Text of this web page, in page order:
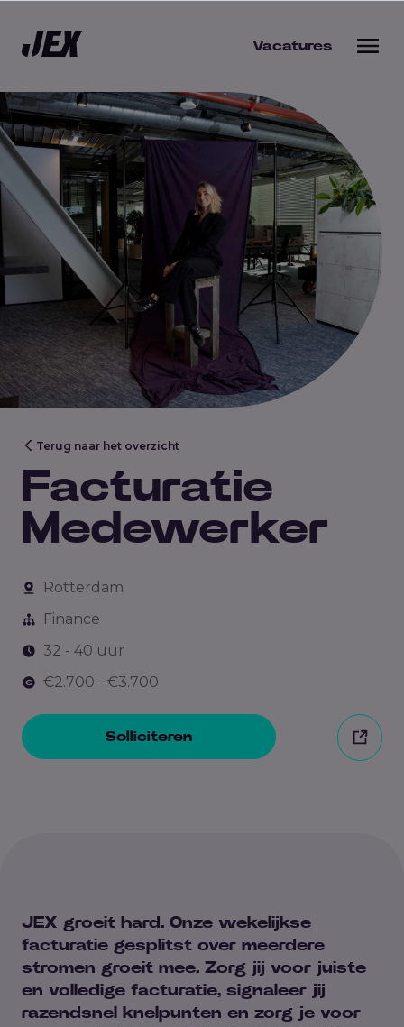
Vacatures
werkgever
Terug naar het overzicht
Facturatie
Medewerker
Rotterdam
Finance
32 - 40 uur
€2.700 - €3.700
Solliciteren
JEX groeit hard. Onze wekelijkse
facturatie gesplitst over meerdere
stromen groeit mee. Zorg jij voor juiste
en volledige facturatie, signaleer jij
razendsnel knelpunten en zorg je voor